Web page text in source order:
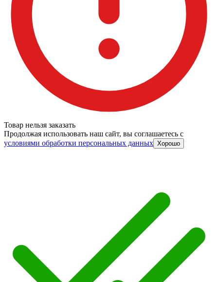
Товар нельзя заказать
Продолжая использовать наш сайт, вы соглашаетесь c
условиями обработки персональных данных Хорошо